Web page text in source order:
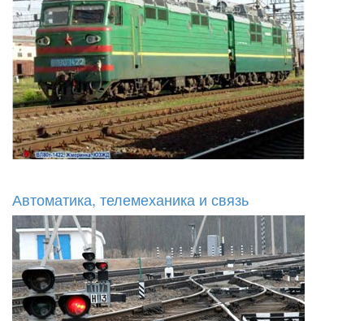
Автоматика, телемеханика и связь